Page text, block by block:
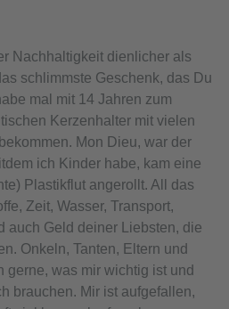
Nachhaltigkeit dienlicher als
schlimmste Geschenk, das Du
mal mit 14 Jahren zum
Kerzenhalter mit vielen
Mon Dieu, war der
ich Kinder habe, kam eine
Plastikflut angerollt. All das
Zeit, Wasser, Transport,
auch Geld deiner Liebsten, die
Onkeln, Tanten, Eltern und
gerne, was mir wichtig ist und
brauchen. Mir ist aufgefallen,